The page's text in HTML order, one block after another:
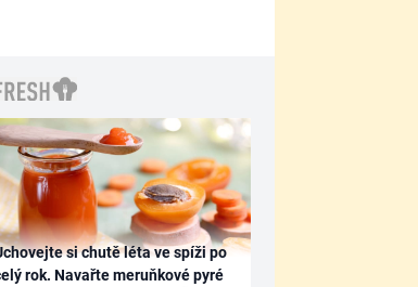
si chutě léta ve spíži po
rok. Navařte meruňkové pyré